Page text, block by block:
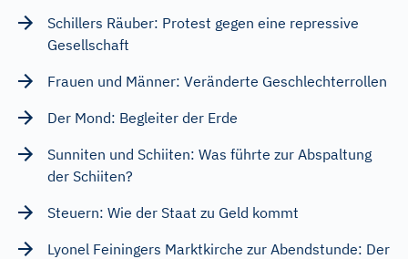
Schillers Räuber: Protest gegen eine repressive
Gesellschaft
Frauen und Männer: Veränderte Geschlechterrollen
Der Mond: Begleiter der Erde
Sunniten und Schiiten: Was führte zur Abspaltung
der Schiiten?
Steuern: Wie der Staat zu Geld kommt
Lyonel Feiningers Marktkirche zur Abendstunde: Der